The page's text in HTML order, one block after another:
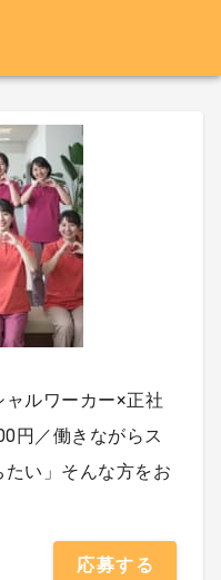
ャルワーカー×正社
円／働きながらス
い」そんな方をお
応募する